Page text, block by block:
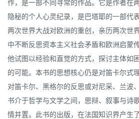
作，是一部不同寻常的作品。它是作者在
隐秘的个人心灵纪录，是巴塔耶的一部代表
两次世界大战对欧洲的重创，亲历两次世
中不断反思资本主义社会矛盾和欧洲启蒙
他试图以经验和直觉的方式，探讨主体如
的可能。本书的思想核心仍是对笛卡尔式
对笛卡尔、黑格尔的反思或对尼采、兰波
书介于哲学与文学之间，思辩、叙事与诗
情并置。此书的出版，在法国知识界产生